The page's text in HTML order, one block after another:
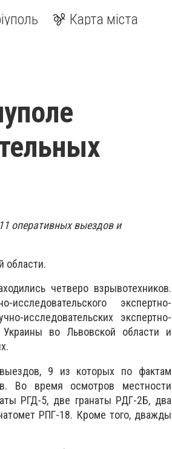
Карта міста
оперативных выездов и
области.
четверо взрывотехников.
экспертно-
исследовательских экспертно-
Украины во Львовской области и
9 из которых по фактам
Во время осмотров местности
РГД-5, две гранаты РДГ-2Б, два
РПГ-18. Кроме того, дважды